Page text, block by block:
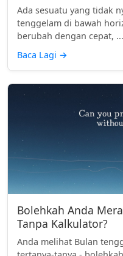
Ada sesuatu yang tidak
tenggelam di bawah
berubah dengan cepat, ...
Baca Lagi →
Bolehkah Anda
Tanpa Kalkulator?
Anda melihat Bulan